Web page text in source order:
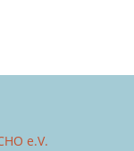
e.V.